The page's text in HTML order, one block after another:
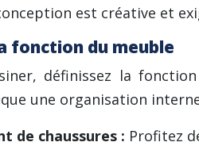
est créative et
fonction du meuble
définissez la
une organisation
de chaussures : Profitez